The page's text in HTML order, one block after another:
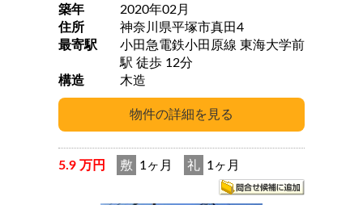
築年
2020年02月
住所
神奈川県平塚市真田4
最寄駅
小田急電鉄小田原線 東海大学前
駅 徒歩 12分
構造
木造
5.9 万円 敷 1ヶ月 礼 1ヶ月